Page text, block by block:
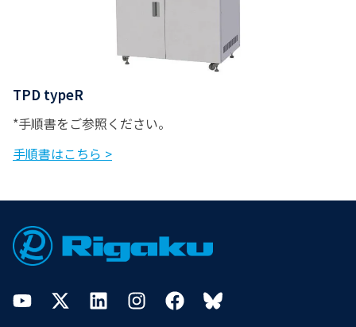
TPD typeR
*手順書をご参照ください。
手順書はこちら >
Footer
YouTubeTwitterLinkedInInstagramFacebookBluesky